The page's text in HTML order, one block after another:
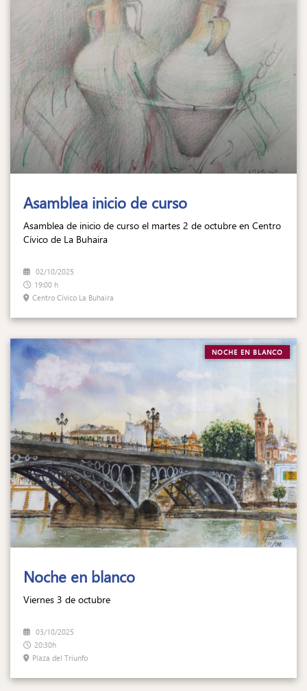
Asamblea inicio de curso
Asamblea de inicio de curso el martes 2 de octubre en Centro
Cívico de La Buhaira
02/10/2025
19:00 h
Centro Cívico La Buhaira
NOCHE EN BLANCO
Noche en blanco
Viernes 3 de octubre
03/10/2025
20:30h
Plaza del Triunfo